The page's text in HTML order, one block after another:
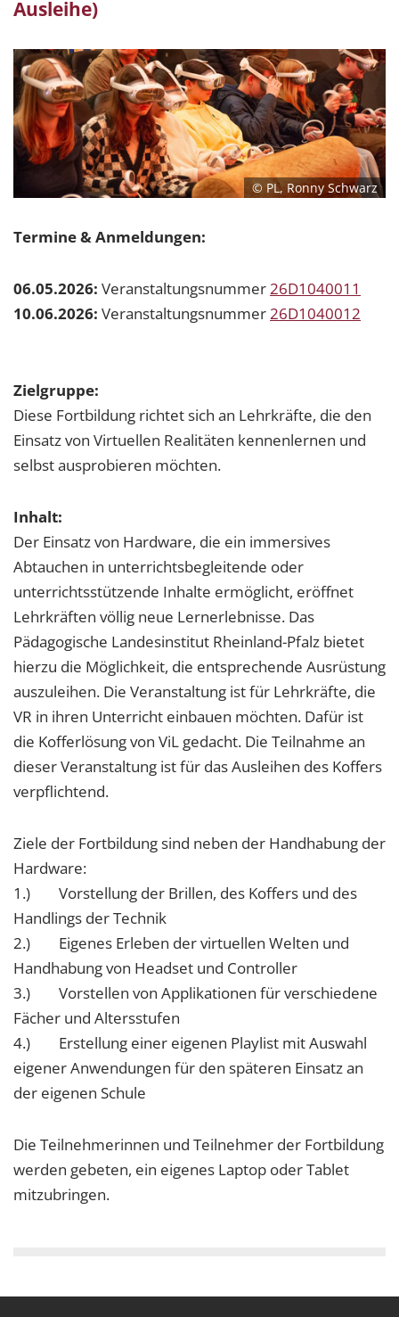
Ausleihe)
© PL, Ronny Schwarz
Termine & Anmeldungen:
06.05.2026: Veranstaltungsnummer26D1040011
10.06.2026: Veranstaltungsnummer26D1040012
Zielgruppe:
Diese Fortbildung richtet sich an Lehrkräfte, die den
Einsatz von Virtuellen Realitäten kennenlernen und
selbst ausprobieren möchten.
Inhalt:
Der Einsatz von Hardware, die ein immersives
Abtauchen in unterrichtsbegleitende oder
unterrichtsstützende Inhalte ermöglicht, eröffnet
Lehrkräften völlig neue Lernerlebnisse. Das
Pädagogische Landesinstitut Rheinland-Pfalz bietet
hierzu die Möglichkeit, die entsprechende Ausrüstung
auszuleihen. Die Veranstaltung ist für Lehrkräfte, die
VR in ihren Unterricht einbauen möchten. Dafür ist
die Kofferlösung von ViL gedacht. Die Teilnahme an
dieser Veranstaltung ist für das Ausleihen des Koffers
verpflichtend.
Ziele der Fortbildung sind neben der Handhabung der
Hardware:
1.) Vorstellung der Brillen, des Koffers und des
Handlings der Technik
2.) Eigenes Erleben der virtuellen Welten und
Handhabung von Headset und Controller
3.) Vorstellen von Applikationen für verschiedene
Fächer und Altersstufen
4.) Erstellung einer eigenen Playlist mit Auswahl
eigener Anwendungen für den späteren Einsatz an
der eigenen Schule
Die Teilnehmerinnen und Teilnehmer der Fortbildung
werden gebeten, ein eigenes Laptop oder Tablet
mitzubringen.